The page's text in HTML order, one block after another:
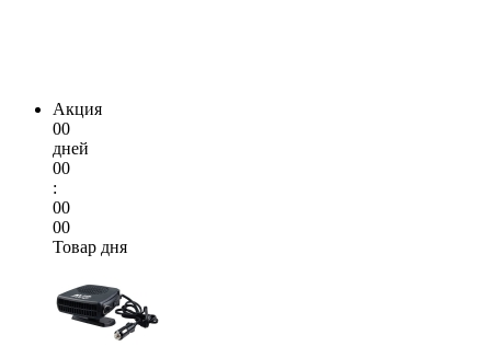
Акция
00
дней
00
:
00
00
Товар дня